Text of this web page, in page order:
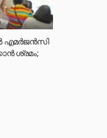
എമർജൻസി
ശ്രമം;